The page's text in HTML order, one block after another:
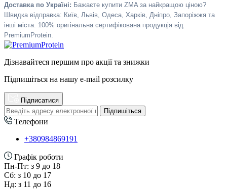
Доставка по Україні: Бажаєте купити ZMA за найкращою ціною?
Швидка відправка: Київ, Львів, Одеса, Харків, Дніпро, Запоріжжя та
інші міста. 100% оригінальна сертифікована продукція від
PremiumProtein.
Дізнавайтеся першим про акції та знижки
Підпишіться на нашу e-mail розсилку
Підписатися
Підпишіться
Телефони
+380984869191
Графік роботи
Пн-Пт: з 9 до 18
Сб: з 10 до 17
Нд: з 11 до 16